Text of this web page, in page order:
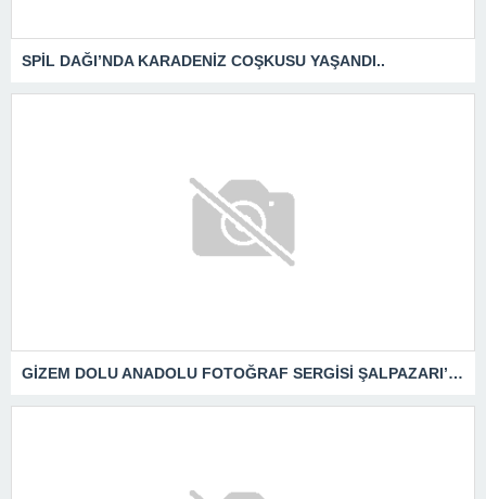
SPİL DAĞI’NDA KARADENİZ COŞKUSU YAŞANDI..
GİZEM DOLU ANADOLU FOTOĞRAF SERGİSİ ŞALPAZARI’NDA